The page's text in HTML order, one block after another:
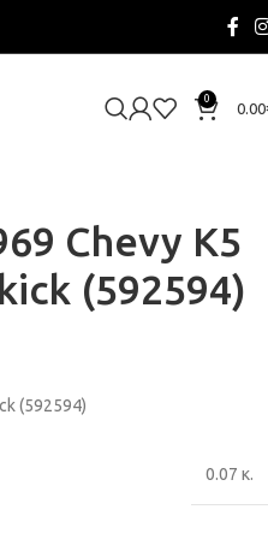
0
0.00
Chevy K5
(592594)
(592594)
0.07 κ.